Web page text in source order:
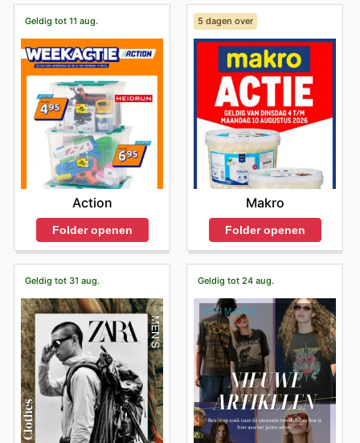
Geldig tot 11 aug.
Action
Folder openen
5 dagen over
Makro
Folder openen
Geldig tot 31 aug. Geldig tot 24 aug.